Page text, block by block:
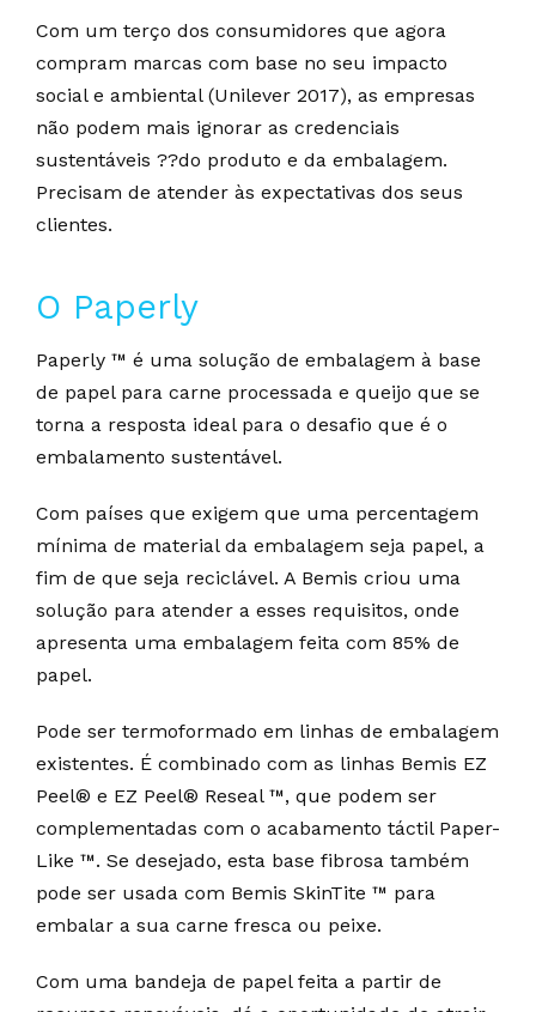
Com um terço dos consumidores que agora
compram marcas com base no seu impacto
social e ambiental (Unilever 2017), as empresas
não podem mais ignorar as credenciais
sustentáveis ??do produto e da embalagem.
Precisam de atender às expectativas dos seus
clientes.
O Paperly
Paperly ™ é uma solução de embalagem à base
de papel para carne processada e queijo que se
torna a resposta ideal para o desafio que é o
embalamento sustentável.
Com países que exigem que uma percentagem
mínima de material da embalagem seja papel, a
fim de que seja reciclável. A Bemis criou uma
solução para atender a esses requisitos, onde
apresenta uma embalagem feita com 85% de
papel.
Pode ser termoformado em linhas de embalagem
existentes. É combinado com as linhas Bemis EZ
Peel® e EZ Peel® Reseal ™, que podem ser
complementadas com o acabamento táctil Paper-
Like ™. Se desejado, esta base fibrosa também
pode ser usada com Bemis SkinTite ™ para
embalar a sua carne fresca ou peixe.
Com uma bandeja de papel feita a partir de